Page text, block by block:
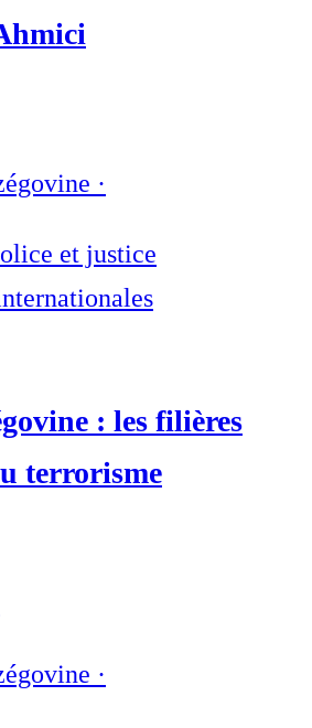
·
et justice
: les filières
terrorisme
·